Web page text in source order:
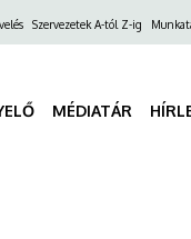
Szervezetek A-tól Z-ig
MÉDIATÁR